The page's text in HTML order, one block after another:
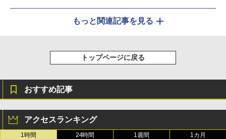
もっと関連記事を見る
トップページに戻る
おすすめ記事
アクセスランキング
1時間 24時間 1週間 1カ月